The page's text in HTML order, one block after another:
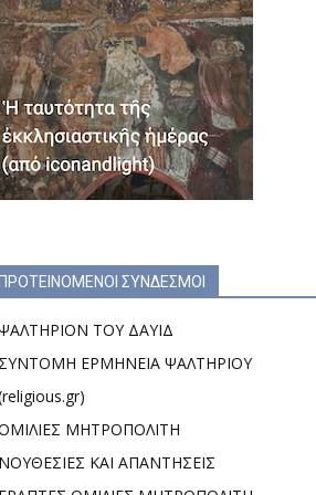
ΣΥΝΔΕΣΜΟΙ
ΤΟΥ ΔΑΥΙΔ
ΕΡΜΗΝΕΙΑ ΨΑΛΤΗΡΙΟΥ
ΜΗΤΡΟΠΟΛΙΤΗ
ΚΑΙ ΑΠΑΝΤΗΣΕΙΣ